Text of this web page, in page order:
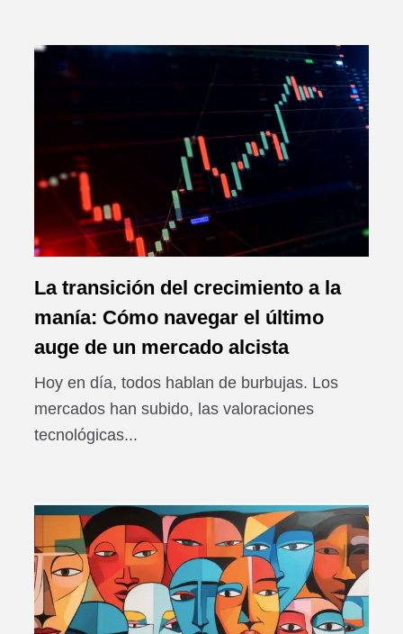
La transición del crecimiento a la
manía: Cómo navegar el último
auge de un mercado alcista
Hoy en día, todos hablan de burbujas. Los
mercados han subido, las valoraciones
tecnológicas...